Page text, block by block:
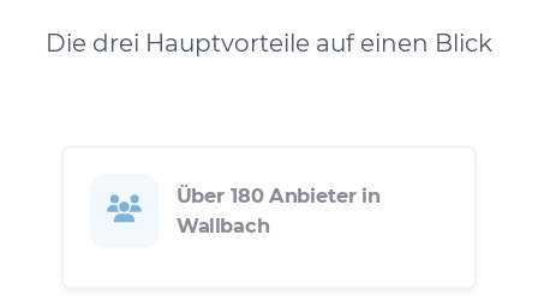
Die drei Hauptvorteile auf einen Blick
Über 180 Anbieter in
Wallbach